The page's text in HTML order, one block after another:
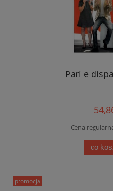
Pari e
Cena
do
promocja